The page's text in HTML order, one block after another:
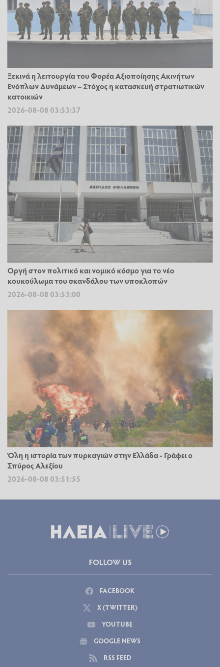
Ξεκινά η λειτουργία του Φορέα Αξιοποίησης Ακινήτων
Ενόπλων Δυνάμεων – Στόχος η κατασκευή στρατιωτικών
κατοικιών
2026-08-08 03:53:37
Οργή στον πολιτικό και νομικό κόσμο για το νέο
κουκούλωμα του σκανδάλου των υποκλοπών
2026-08-08 03:53:00
Όλη η ιστορία των πυρκαγιών στην Ελλάδα - Γράφει ο
Σπύρος Αλεξίου
2026-08-08 03:51:55
FOLLOW US
FACEBOOK
X (TWITTER)
YOUTUBE
GOOGLE NEWS
RSS FEED